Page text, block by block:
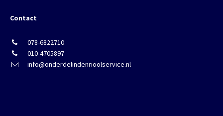
Contact
078-6822710
010-4705897
info@onderdelindenrioolservice.nl